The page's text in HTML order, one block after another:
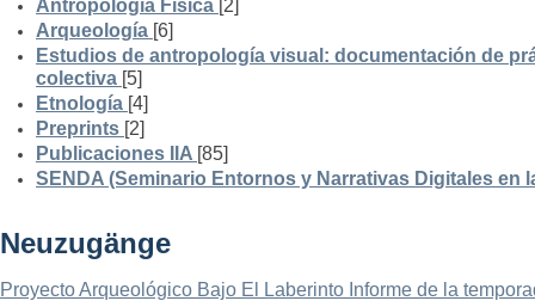
Antropología Física [2]
Arqueología [6]
Estudios de antropología visual: documentación de
colectiva [5]
Etnología [4]
Preprints [2]
Publicaciones IIA [85]
SENDA (Seminario Entornos y Narrativas Digitales en
Neuzugänge
Proyecto Arqueológico Bajo El Laberinto Informe de la